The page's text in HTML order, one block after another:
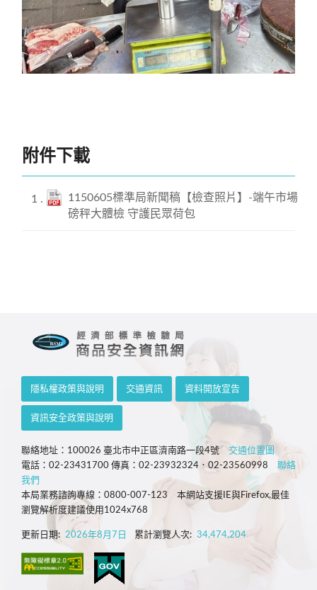
端午市場磅秤大體檢 守護民眾荷包
附件下載
1150605標準局新聞稿【檢查照片】-端午市場
磅秤大體檢 守護民眾荷包
隱私權政策與說明 交通資訊 資料開放宣告
資訊安全政策與說明
聯絡地址：100026 臺北市中正區濟南路一段4號 交通位置圖
電話：02-23431700 傳真：02-23932324．02-23560998 聯絡
我們
本局業務諮詢專線：0800-007-123 本網站支援IE與Firefox,最佳
瀏覽解析度建議使用1024x768
更新日期: 2026年8月7日 累計瀏覽人次: 34,474,204